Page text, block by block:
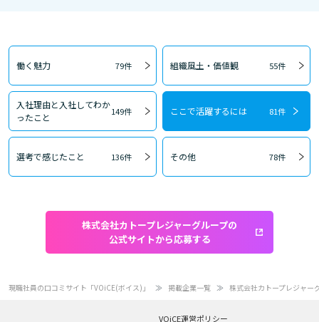
働く魅力 79件 組織風土・価値観 55件
入社理由と入社してわか
ったこと
149件 ここで活躍するには 81件
選考で感じたこと 136件 その他 78件
株式会社カトープレジャーグループの
公式サイトから応募する
現職社員の口コミサイト「VOiCE(ボイス)」 掲載企業一覧 株式会社カトープレジャー
VOiCE運営ポリシー